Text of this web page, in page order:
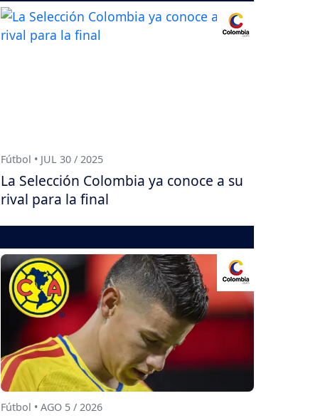
Fútbol • JUL 30 / 2025
La Selección Colombia ya conoce a su
rival para la final
Fútbol • AGO 5 / 2026